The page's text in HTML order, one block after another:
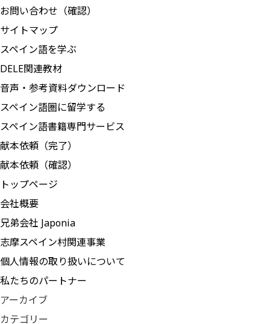
お問い合わせ（確認）
サイトマップ
スペイン語を学ぶ
DELE関連教材
音声・参考資料ダウンロード
スペイン語圏に留学する
スペイン語書籍専門サービス
献本依頼（完了）
献本依頼（確認）
トップページ
会社概要
兄弟会社 Japonia
志摩スペイン村関連事業
個人情報の取り扱いについて
私たちのパートナー
アーカイブ
カテゴリー